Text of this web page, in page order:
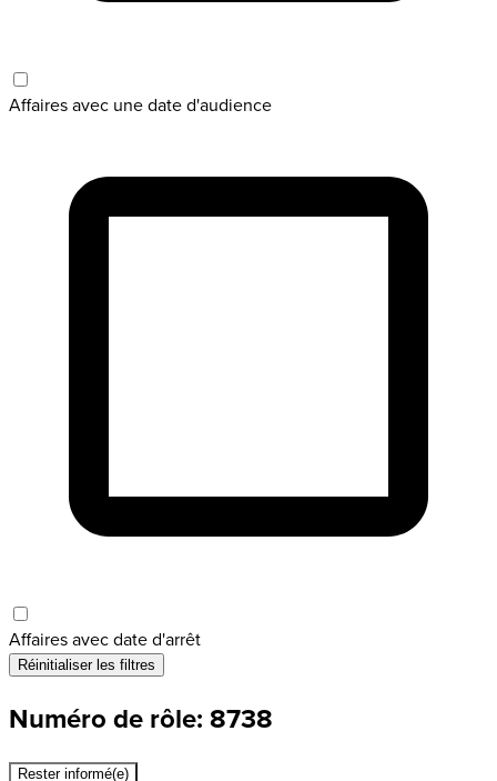
Affaires avec une date d'audience
Affaires avec date d'arrêt
Réinitialiser les filtres
Numéro de rôle: 8738
Rester informé(e)